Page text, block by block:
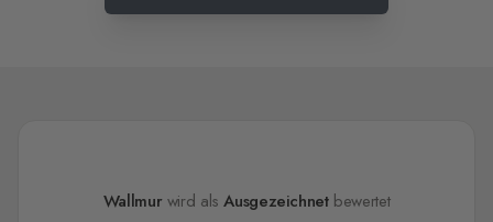
Wallmur wird alsAusgezeichnetbewertet